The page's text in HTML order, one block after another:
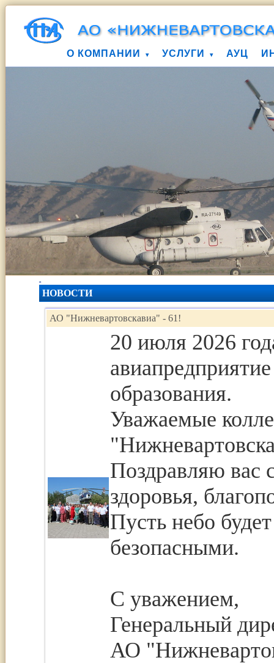
О КОМПАНИИ УСЛУГИ АУЦ
НОВОСТИ
АО "Нижневартовскавиа" - 61!
20 июля 2026
образования.
Уважаемые
Поздравляю вас
здоровья,
Пусть небо
безопасными.
С уважением,
Генеральный
АО